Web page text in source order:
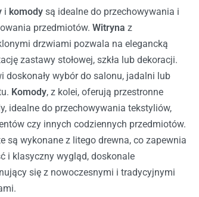
i komody są idealne do przechowywania i
przedmiotów.Witryna z
drzwiami pozwala na elegancką
zastawy stołowej, szkła lub dekoracji.
doskonały wybór do salonu, jadalni lub
Komody, z kolei, oferują przestronne
idealne do przechowywania tekstyliów,
czy innych codziennych przedmiotów.
są wykonane z litego drewna, co zapewnia
i klasyczny wygląd, doskonale
się z nowoczesnymi i tradycyjnymi